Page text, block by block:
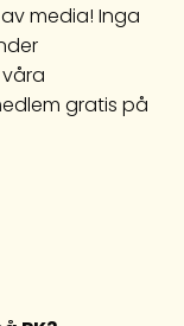
media! Inga
gratis på